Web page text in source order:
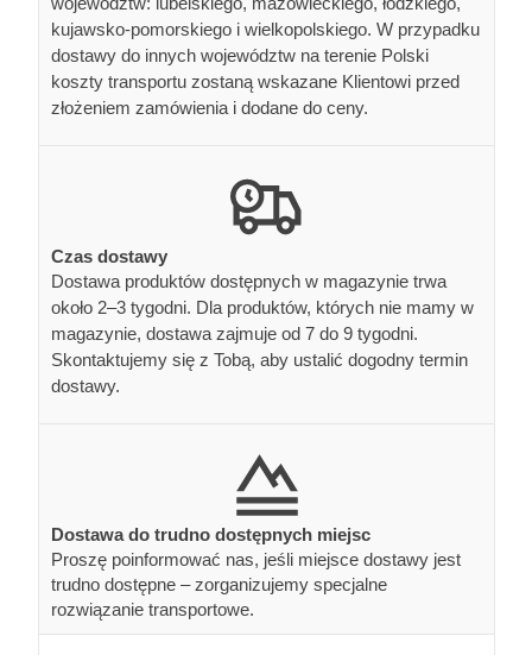
kujawsko-pomorskiego i wielkopolskiego. W przypadku
dostawy do innych województw na terenie Polski
koszty transportu zostaną wskazane Klientowi przed
złożeniem zamówienia i dodane do ceny.
Czas dostawy
Dostawa produktów dostępnych w magazynie trwa
około 2–3 tygodni. Dla produktów, których nie mamy w
magazynie, dostawa zajmuje od 7 do 9 tygodni.
Skontaktujemy się z Tobą, aby ustalić dogodny termin
dostawy.
Dostawa do trudno dostępnych miejsc
Proszę poinformować nas, jeśli miejsce dostawy jest
trudno dostępne – zorganizujemy specjalne
rozwiązanie transportowe.